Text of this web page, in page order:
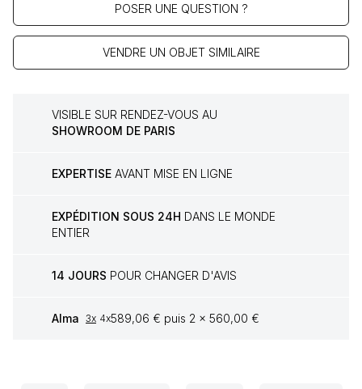
POSER UNE QUESTION ?
VENDRE UN OBJET SIMILAIRE
VISIBLE SUR RENDEZ-VOUS AU
SHOWROOM DE PARIS
EXPERTISE AVANT MISE EN LIGNE
EXPÉDITION SOUS 24H DANS LE MONDE
ENTIER
14 JOURS POUR CHANGER D'AVIS
Alma 3x 4x589,06 € puis 2 x 560,00 €